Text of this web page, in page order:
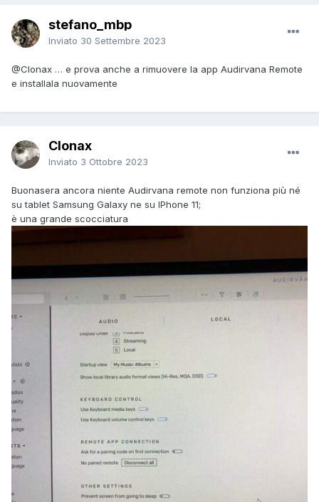
stefano_mbp
Inviato 30 Settembre 2023
@Clonax … e prova anche a rimuovere la app Audirvana Remote
e installala nuovamente
Clonax
Inviato 3 Ottobre 2023
Buonasera ancora niente Audirvana remote non funziona più né
su tablet Samsung Galaxy ne su IPhone 11;
è una grande scocciatura